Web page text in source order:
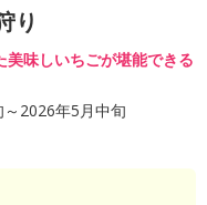
り
美味しいちごが堪能できる
2026年5月中旬